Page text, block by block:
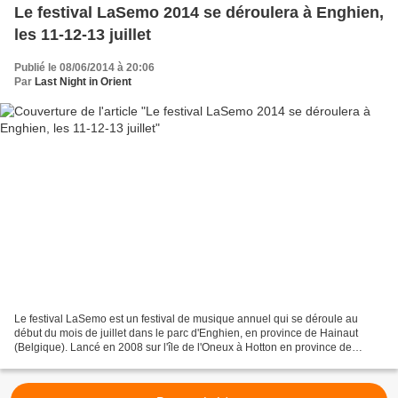
Le festival LaSemo 2014 se déroulera à Enghien,
les 11-12-13 juillet
Publié le 08/06/2014 à 20:06
Par Last Night in Orient
Le festival LaSemo est un festival de musique annuel qui se déroule au
début du mois de juillet dans le parc d'Enghien, en province de Hainaut
(Belgique). Lancé en 2008 sur l'île de l'Oneux à Hotton en province de